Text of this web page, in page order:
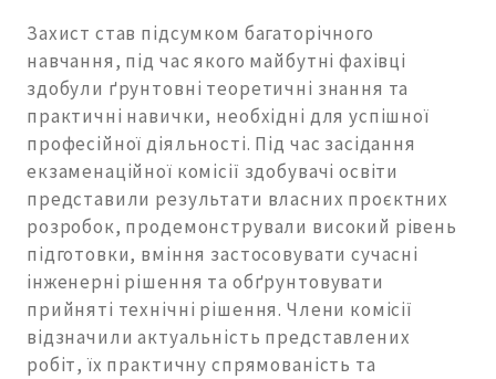
Захист став підсумком багаторічного
навчання, під час якого майбутні фахівці
здобули ґрунтовні теоретичні знання та
практичні навички, необхідні для успішної
професійної діяльності. Під час засідання
екзаменаційної комісії здобувачі освіти
представили результати власних проєктних
розробок, продемонстрували високий рівень
підготовки, вміння застосовувати сучасні
інженерні рішення та обґрунтовувати
прийняті технічні рішення. Члени комісії
відзначили актуальність представлених
робіт, їх практичну спрямованість та